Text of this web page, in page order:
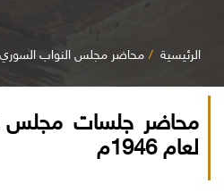
الرئيسية محاضر مجلس النواب السوري
محاضر جلسات مجلس
لعام 1946م